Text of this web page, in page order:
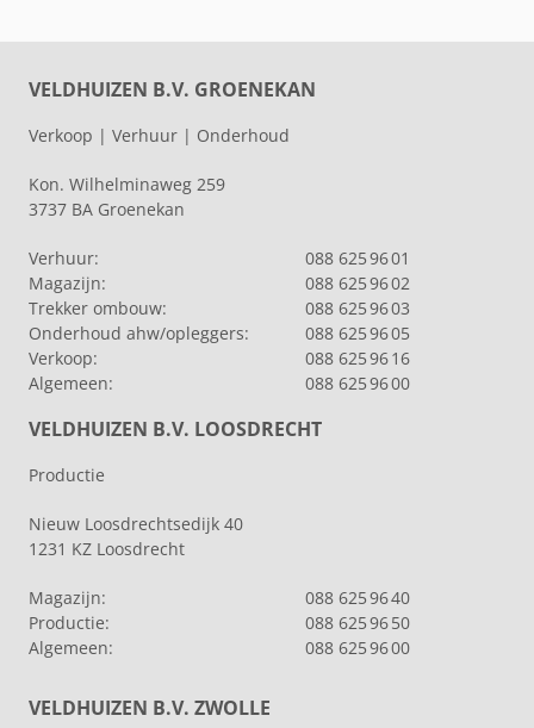
VELDHUIZEN B.V. GROENEKAN
Verkoop | Verhuur | Onderhoud
Kon. Wilhelminaweg 259
3737 BA Groenekan
Verhuur:
088 625 96 01
Magazijn:
088 625 96 02
Trekker ombouw:
088 625 96 03
Onderhoud ahw/opleggers:
088 625 96 05
Verkoop:
088 625 96 16
Algemeen:
088 625 96 00
VELDHUIZEN B.V. LOOSDRECHT
Productie
Nieuw Loosdrechtsedijk 40
1231 KZ Loosdrecht
Magazijn:
088 625 96 40
Productie:
088 625 96 50
Algemeen:
088 625 96 00
VELDHUIZEN B.V. ZWOLLE